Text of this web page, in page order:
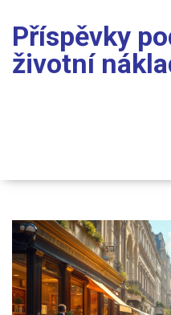
Příspěvky
životní